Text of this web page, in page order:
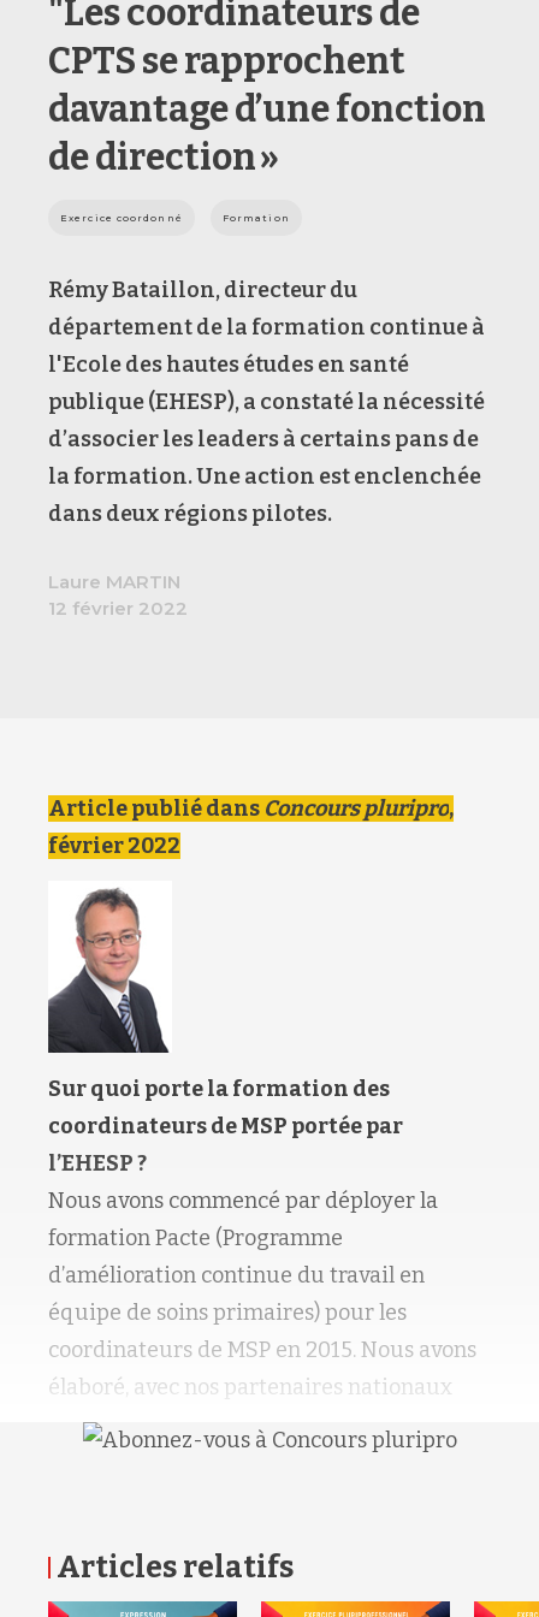
"Les coordinateurs de
CPTS se rapprochent
davantage d’une fonction
de direction »
Exercice coordonné Formation
Rémy Bataillon, directeur du
département de la formation continue à
l'Ecole des hautes études en santé
publique (EHESP), a constaté la nécessité
d’associer les leaders à certains pans de
la formation. Une action est enclenchée
dans deux régions pilotes.
Laure MARTIN
12 février 2022
Article publié dans Concours pluripro,
février 2022
Sur quoi porte la formation des
coordinateurs de MSP portée par
l’EHESP ?
Nous avons commencé par déployer la
formation Pacte (Programme
d’amélioration continue du travail en
équipe de soins primaires) pour les
coordinateurs de MSP en 2015. Nous avons
élaboré, avec nos partenaires nationaux
Articles relatifs